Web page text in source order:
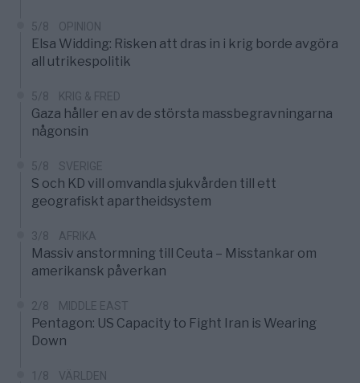
5/8 OPINION
Elsa Widding: Risken att dras in i krig borde avgöra
all utrikespolitik
5/8 KRIG & FRED
Gaza håller en av de största massbegravningarna
någonsin
5/8 SVERIGE
S och KD vill omvandla sjukvården till ett
geografiskt apartheidsystem
3/8 AFRIKA
Massiv anstormning till Ceuta – Misstankar om
amerikansk påverkan
2/8 MIDDLE EAST
Pentagon: US Capacity to Fight Iran is Wearing
Down
1/8 VÄRLDEN